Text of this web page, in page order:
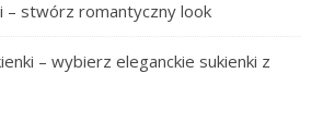
– stwórz romantyczny look
– wybierz eleganckie sukienki z